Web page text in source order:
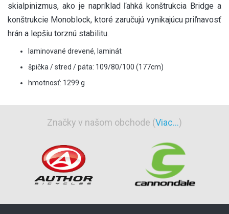
skialpinizmus, ako je napríklad ľahká konštrukcia Bridge a
konštrukcie Monoblock, ktoré zaručujú vynikajúcu priľnavosť
hrán a lepšiu torznú stabilitu.
laminované drevené, laminát
špička / stred / päta: 109/80/100 (177cm)
hmotnosť: 1299 g
Značky v našom obchode (Viac...)